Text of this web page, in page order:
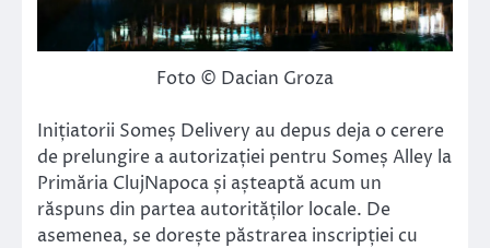
Foto © Dacian Groza
Inițiatorii Someș Delivery au depus deja o cerere
de prelungire a autorizației pentru Someș Alley la
Primăria ClujNapoca și așteaptă acum un
răspuns din partea autorităților locale. De
asemenea, se dorește păstrarea inscripției cu